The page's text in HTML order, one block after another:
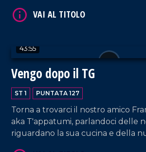
coppia Cosentino-Pagano. In
43:55
Vengo dopo il TG
ST 1 PUNTATA 127
Torna a trovarci il nostro amico
aka T'appatumi, parlandoci delle
riguardano la sua cucina e della
VAI AL TITOLO
VAI AL TITOLO